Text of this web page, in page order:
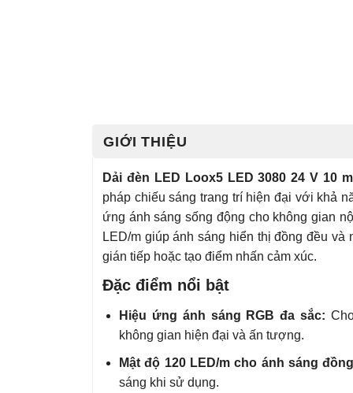
GIỚI THIỆU
Dải đèn LED Loox5 LED 3080 24 V 10
pháp chiếu sáng trang trí hiện đại với khả
ứng ánh sáng sống động cho không gian
LED/m giúp ánh sáng hiển thị đồng đều
gián tiếp hoặc tạo điểm nhấn cảm xúc.
Đặc điểm nổi bật
Hiệu ứng ánh sáng RGB đa sắc:
không gian hiện đại và ấn tượng.
Mật độ 120 LED/m cho ánh sáng
sáng khi sử dụng.